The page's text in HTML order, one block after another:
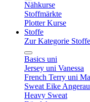
Nähkurse
Stoffmärkte
Plotter Kurse
Stoffe
Zur Kategorie Stoffe
Basics uni
Jersey uni Vanessa
French Terry uni
Sweat Eike
Heavy Sweat